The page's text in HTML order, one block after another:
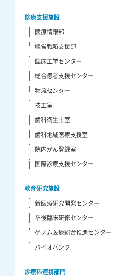
診療支援施設
医療情報部
経営戦略支援部
臨床工学センター
総合患者支援センター
物流センター
技工室
歯科衛生士室
歯科地域医療支援室
院内がん登録室
国際診療支援センター
教育研究施設
新医療研究開発センター
卒後臨床研修センター
ゲノム医療総合推進センター
バイオバンク
診療科連携部門